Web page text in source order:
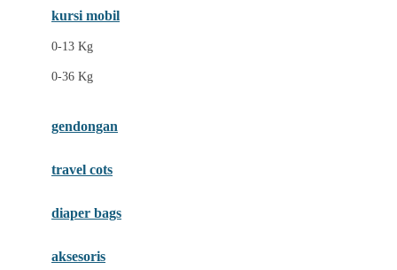
F
Felt So Sweet
Fisher Price
Gb
kursi mobil
0-13 Kg
0-36 Kg
gendongan
travel cots
diaper bags
aksesoris